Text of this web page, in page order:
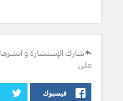
شارك الإستشارة و
على:
فيسبوك